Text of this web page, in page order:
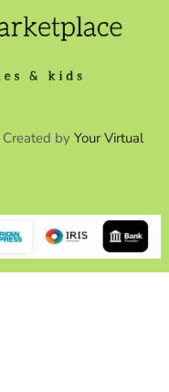
by Your Virtual